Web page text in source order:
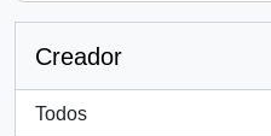
Creador
Todos